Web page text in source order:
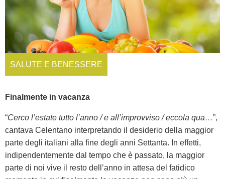
SALUTE E BENESSERE
Finalmente in vacanza
“Cerco l’estate tutto l’anno / e all’improvviso / eccola qua…”,
cantava Celentano interpretando il desiderio della maggior
parte degli italiani alla fine degli anni Settanta. In effetti,
indipendentemente dal tempo che è passato, la maggior
parte di noi vive il resto dell’anno in attesa del fatidico